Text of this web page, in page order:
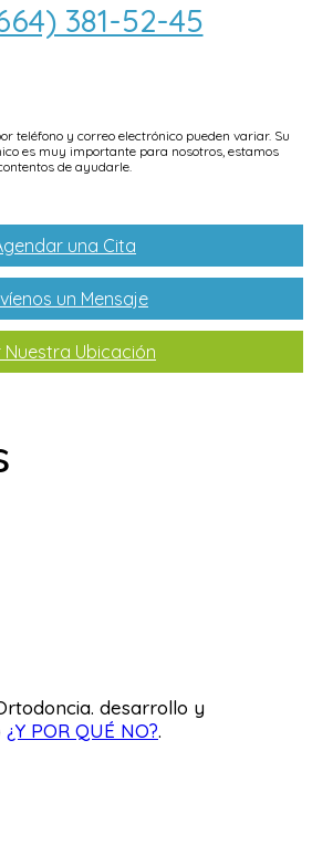
381-52-45
teléfono y correo electrónico pueden variar. Su
es muy importante para nosotros, estamos
de ayudarle.
una Cita
un Mensaje
Nuestra Ubicación
desarrollo y
¿Y POR QUÉ NO?.